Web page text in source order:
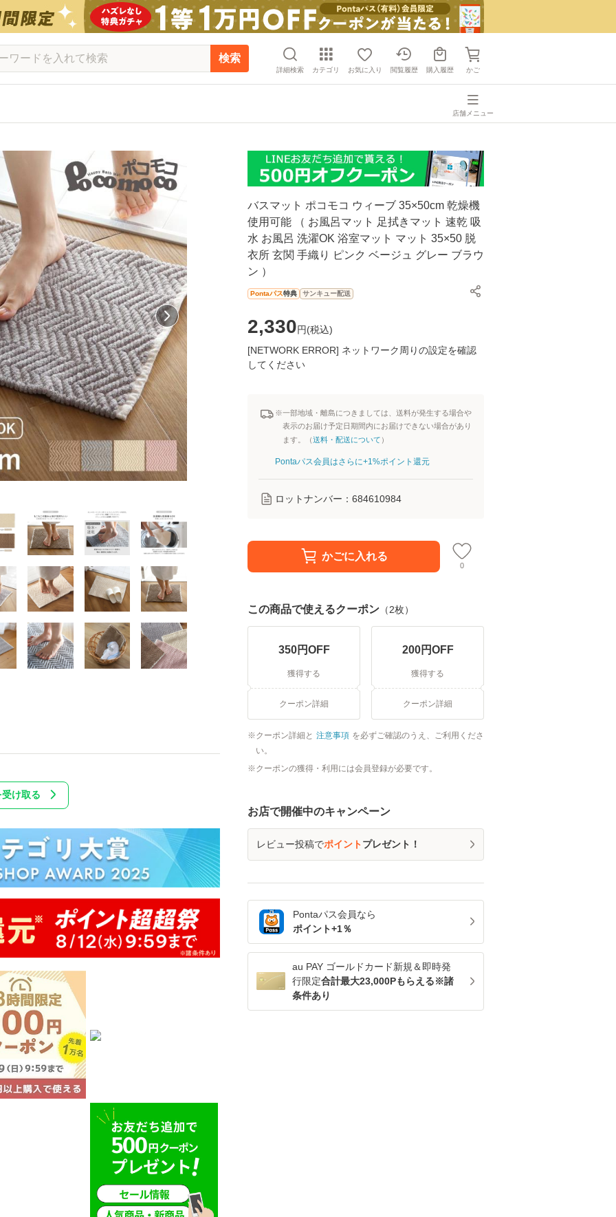
検索
詳細検索 カテゴリ お気に入り 閲覧履歴 購入履歴 かご
店舗メニュー
バスマット ポコモコ ウィーブ 35×50cm 乾燥機
使用可能 （ お風呂マット 足拭きマット 速乾 吸
水 お風呂 洗濯OK 浴室マット マット 35×50 脱
衣所 玄関 手織り ピンク ベージュ グレー ブラウ
ン ）
Pontaパス特典 サンキュー配送
2,330円(税込)
[NETWORK ERROR] ネットワーク周りの設定を確認
してください
※一部地域・離島につきましては、送料が発生する場合や
表示のお届け予定日期間内にお届けできない場合があり
ます。（送料・配送について ）
Pontaパス会員はさらに+1%ポイント還元
ロットナンバー： 684610984
かごに入れる
0
この商品で使えるクーポン （2枚）
350円OFF
獲得する
クーポン詳細
200円OFF
獲得する
クーポン詳細
クーポン詳細と 注意事項 を必ずご確認のうえ、ご利用くださ
い。
クーポンの獲得・利用には会員登録が必要です。
お店で開催中のキャンペーン
レビュー投稿でポイントプレゼント！
Pontaパス会員なら
ポイント+1％
au PAY ゴールドカード新規＆即時発
行限定合計最大23,000Pもらえる※諸
条件あり
け取る